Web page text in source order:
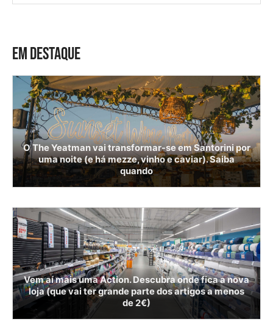
EM DESTAQUE
O The Yeatman vai transformar-se em Santorini por
uma noite (e há mezze, vinho e caviar). Saiba
quando
Vem aí mais uma Action. Descubra onde fica a nova
loja (que vai ter grande parte dos artigos a menos
de 2€)